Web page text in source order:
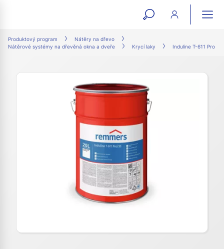
open
form
Produktový program
Nátěry na dřevo
Nátěrové systémy na dřevěná okna a dveře
Krycí laky Induline T-611 Pro